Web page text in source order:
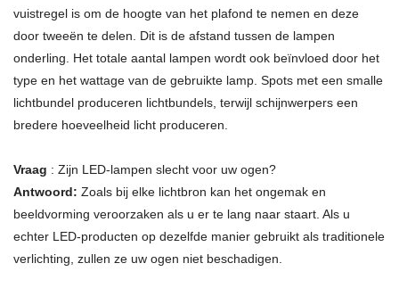
vuistregel is om de hoogte van het plafond te nemen en deze
door tweeën te delen. Dit is de afstand tussen de lampen
onderling. Het totale aantal lampen wordt ook beïnvloed door het
type en het wattage van de gebruikte lamp. Spots met een smalle
lichtbundel produceren lichtbundels, terwijl schijnwerpers een
bredere hoeveelheid licht produceren.
Vraag : Zijn LED-lampen slecht voor uw ogen?
Antwoord: Zoals bij elke lichtbron kan het ongemak en
beeldvorming veroorzaken als u er te lang naar staart. Als u
echter LED-producten op dezelfde manier gebruikt als traditionele
verlichting, zullen ze uw ogen niet beschadigen.